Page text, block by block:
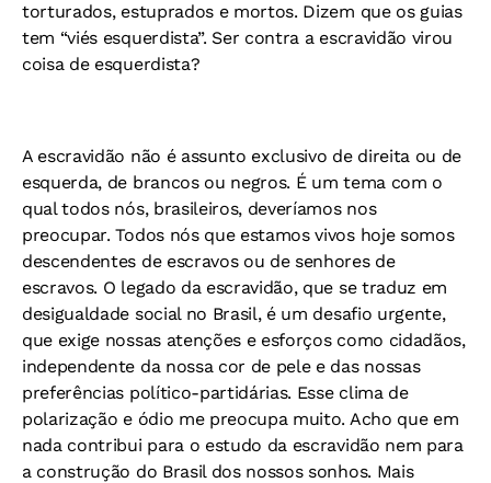
torturados, estuprados e mortos. Dizem que os guias
tem “viés esquerdista”. Ser contra a escravidão virou
coisa de esquerdista?
A escravidão não é assunto exclusivo de direita ou de
esquerda, de brancos ou negros. É um tema com o
qual todos nós, brasileiros, deveríamos nos
preocupar. Todos nós que estamos vivos hoje somos
descendentes de escravos ou de senhores de
escravos. O legado da escravidão, que se traduz em
desigualdade social no Brasil, é um desafio urgente,
que exige nossas atenções e esforços como cidadãos,
independente da nossa cor de pele e das nossas
preferências político-partidárias. Esse clima de
polarização e ódio me preocupa muito. Acho que em
nada contribui para o estudo da escravidão nem para
a construção do Brasil dos nossos sonhos. Mais